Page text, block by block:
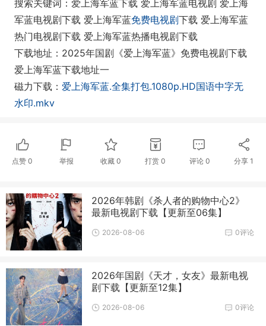
搜索关键词：爱上海军蓝下载 爱上海军蓝电视剧 爱上海
军蓝电视剧下载 爱上海军蓝免费电视剧下载 爱上海军蓝
热门电视剧下载 爱上海军蓝热播电视剧下载
下载地址：2025年国剧《爱上海军蓝》免费电视剧下载
爱上海军蓝下载地址一
磁力下载： 爱上海军蓝.全集打包.1080p.HD国语中字无
水印.mkv
点赞 0 举报 收藏0 打赏 0 评论 0 分享1
2026年韩剧《杀人者的购物中心2》
最新电视剧下载【更新至06集】
0评论
2026-08-06
2026年国剧《天才，女友》最新电视
剧下载【更新至12集】
0评论
2026-08-06